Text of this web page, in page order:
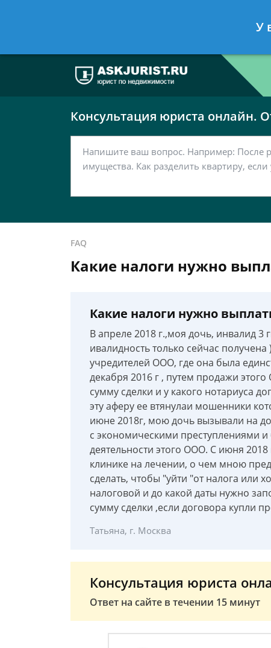
7 812 467-37-
Консультация юриста онлайн.
FAQ
Какие налоги нужно
Какие налоги нужно
В апреле 2018 г.,моя дочь, инвалид
ивалидность только сейчас
учредителей ООО, где она была
декабря 2016 г , путем продажи
сумму сделки и у какого нотариуса
эту аферу ее втянулаи мошенники
июне 2018г, мою дочь вызывали на
с экономическими преступлениями
деятельности этого ООО. С июня
клинике на лечении, о чем мною
сделать, чтобы "уйти "от налога или
налоговой и до какой даты нужно
сумму сделки ,если договора купли
Татьяна, г. Москва
Консультация юриста
Ответ на сайте в течении 15 минут
У